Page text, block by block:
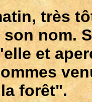
très
nom.
et
forêt".